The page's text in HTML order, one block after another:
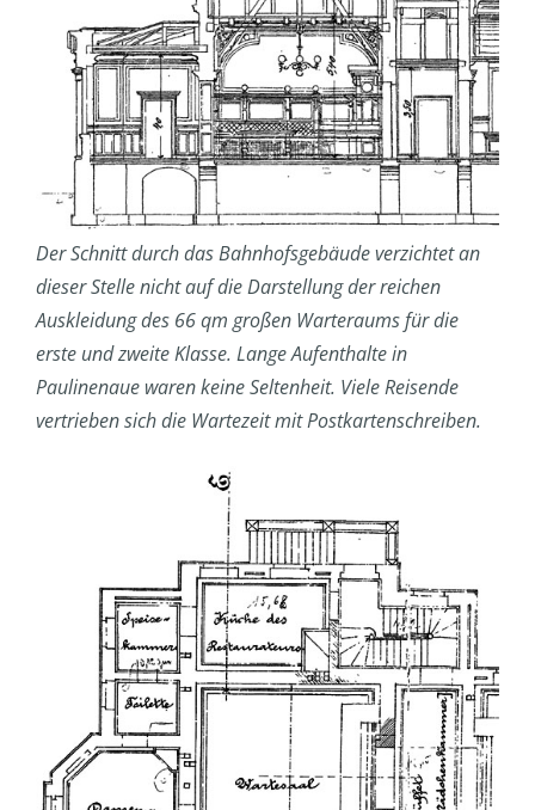
Der Schnitt durch das Bahnhofsgebäude verzichtet an
dieser Stelle nicht auf die Darstellung der reichen
Auskleidung des 66 qm großen Warteraums für die
erste und zweite Klasse. Lange Aufenthalte in
Paulinenaue waren keine Seltenheit. Viele Reisende
vertrieben sich die Wartezeit mit Postkartenschreiben.